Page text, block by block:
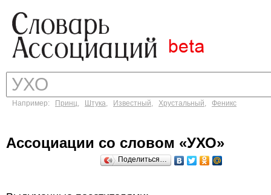
Например: Принц, Штука, Известный, Хрустальный, Феникс
Ассоциации со словом «УХО»
Поделиться…